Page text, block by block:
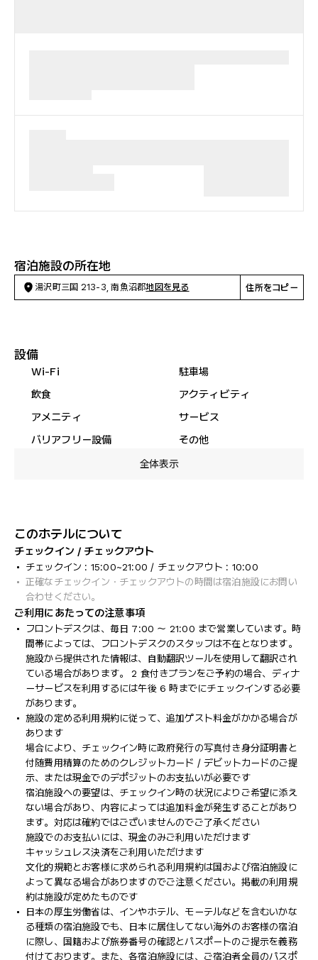
宿泊施設の所在地
湯沢町三国 213-3, 南魚沼郡地図を見る 住所をコピー
設備
Wi-Fi
駐車場
飲食
アクティビティ
アメニティ
サービス
バリアフリー設備
その他
全体表示
このホテルについて
チェックイン / チェックアウト
チェックイン : 15:00~21:00 / チェックアウト : 10:00
正確なチェックイン・チェックアウトの時間は宿泊施設にお問い
合わせください。
ご利用にあたっての注意事項
フロントデスクは、毎日 7:00 ～ 21:00 まで営業しています。時
間帯によっては、フロントデスクのスタッフは不在となります。
施設から提供された情報は、自動翻訳ツールを使用して翻訳され
ている場合があります。 2 食付きプランをご予約の場合、ディナ
ーサービスを利用するには午後 6 時までにチェックインする必要
があります。
施設の定める利用規約に従って、追加ゲスト料金がかかる場合が
あります
場合により、チェックイン時に政府発行の写真付き身分証明書と
付随費用精算のためのクレジットカード / デビットカードのご提
示、または現金でのデポジットのお支払いが必要です
宿泊施設への要望は、チェックイン時の状況によりご希望に添え
ない場合があり、内容によっては追加料金が発生することがあり
ます。対応は確約ではございませんのでご了承ください
施設でのお支払いには、現金のみご利用いただけます
キャッシュレス決済をご利用いただけます
文化的規範とお客様に求められる利用規約は国および宿泊施設に
よって異なる場合がありますのでご注意ください。掲載の利用規
約は施設が定めたものです
日本の厚生労働省は、インやホテル、モーテルなどを含むいかな
る種類の宿泊施設でも、日本に​居住してない海外のお客様の宿泊
に際し、国籍および旅券番号の確認とパスポートのご提示を義務
付け​ております。また、各宿泊施設には、ご宿泊者全員のパスポ